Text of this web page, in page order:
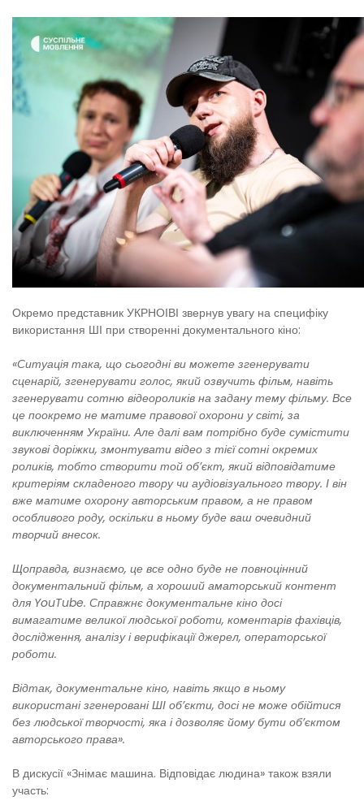
Окремо представник УКРНОІВІ звернув увагу на специфіку
використання ШІ при створенні документального кіно:
«Ситуація така, що сьогодні ви можете згенерувати
сценарій, згенерувати голос, який озвучить фільм, навіть
згенерувати сотню відеороликів на задану тему фільму. Все
це поокремо не матиме правової охорони у світі, за
виключенням України. Але далі вам потрібно буде сумістити
звукові доріжки, змонтувати відео з тієї сотні окремих
роликів, тобто створити той об’єкт, який відповідатиме
критеріям складеного твору чи аудіовізуального твору. І він
вже матиме охорону авторським правом, а не правом
особливого роду, оскільки в ньому буде ваш очевидний
творчий внесок.
Щоправда, визнаємо, це все одно буде не повноцінний
документальний фільм, а хороший аматорський контент
для YouTube. Справжнє документальне кіно досі
вимагатиме великої людської роботи, коментарів фахівців,
дослідження, аналізу і верифікації джерел, операторської
роботи.
Відтак, документальне кіно, навіть якщо в ньому
використані згенеровані ШІ об’єкти, досі не може обійтися
без людської творчості, яка і дозволяє йому бути об’єктом
авторського права».
В дискусії «Знімає машина. Відповідає людина» також взяли
участь: